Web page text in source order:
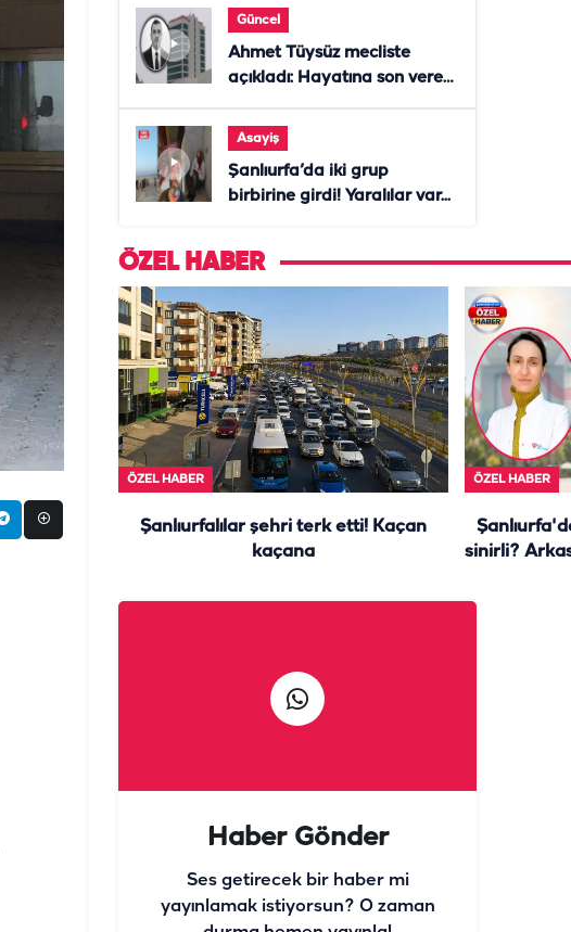
Güncel
Ahmet Tüysüz mecliste
açıkladı: Hayatına son veren
ölmezdim" notunu bıraktı
Asayiş
Şanlıurfa’da iki grup
birbirine girdi! Yaralılar var...
ÖZEL HABER
ÖZEL HABER
Şanlıurfalılar şehri terk etti! Kaçan
kaçana
ÖZEL HABER
sinirli?
Haber Gönder
Ses getirecek bir haber mi
yayınlamak istiyorsun? O zaman